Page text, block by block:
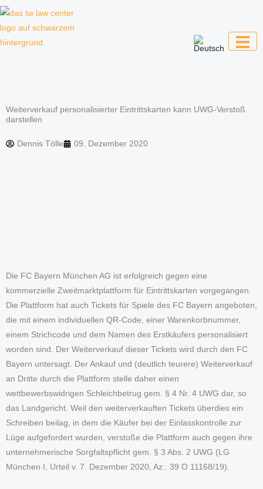
Zum
Weiterverkauf personalisierter Eintrittskarten kann UWG-Verstoß
darstellen
Dennis Tölle 09. Dezember 2020
Die FC Bayern München AG ist erfolgreich gegen eine
kommerzielle Zweitmarktplattform für Eintrittskarten vorgegangen.
Die Plattform hat auch Tickets für Spiele des FC Bayern angeboten,
die mit einem individuellen QR-Code, einer Warenkorbnummer,
einem Strichcode und dem Namen des Erstkäufers personalisiert
worden sind. Der Weiterverkauf dieser Tickets wird durch den FC
Bayern untersagt. Der Ankauf und (deutlich teurere) Weiterverkauf
an Dritte durch die Plattform stelle daher einen
wettbewerbswidrigen Schleichbetrug gem. § 4 Nr. 4 UWG dar, so
das Landgericht. Weil den weiterverkauften Tickets überdies ein
Schreiben beilag, in dem die Käufer bei der Einlasskontrolle zur
Lüge aufgefordert wurden, verstoße die Plattform auch gegen ihre
unternehmerische Sorgfaltspflicht gem. § 3 Abs. 2 UWG (LG
München I, Urteil v. 7. Dezember 2020, Az.: 39 O 11168/19).